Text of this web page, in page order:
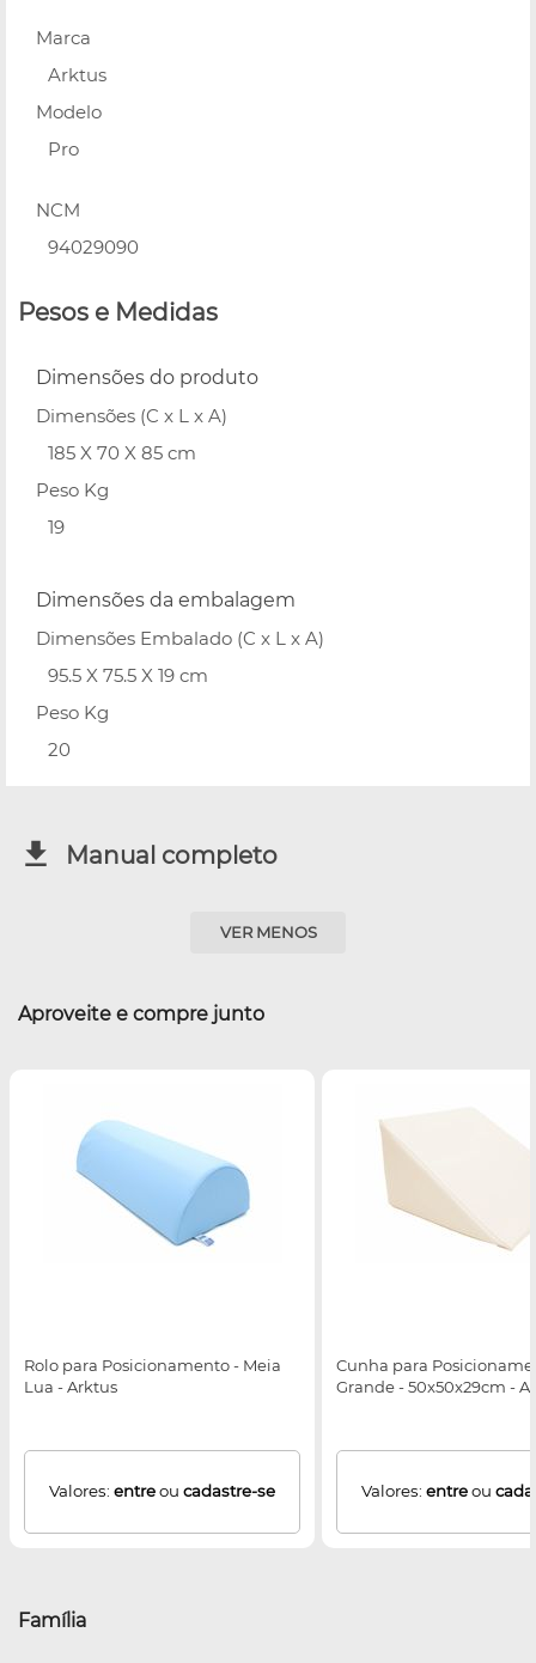
Marca
Arktus
Modelo
Pro
NCM
94029090
Pesos e Medidas
Dimensões do produto
Dimensões (C x L x A)
185 X 70 X 85 cm
Peso Kg
19
Dimensões da embalagem
Dimensões Embalado (C x L x A)
95.5 X 75.5 X 19 cm
Peso Kg
20
Manual completo
VER MENOS
Aproveite e compre junto
Rolo para Posicionamento - Meia
Lua - Arktus
Valores: entreou cadastre-se
Cunha para
Grande - 50x50x29cm -
Valores: entreou
Família